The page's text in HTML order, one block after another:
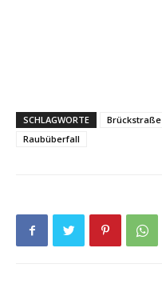
SCHLAGWORTE Brückstraße
Raubüberfall